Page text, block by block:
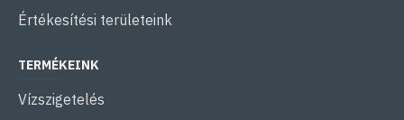
Értékesítési területeink
TERMÉKEINK
Vízszigetelés